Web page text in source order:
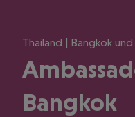
Thailand | Bangkok
Bangkok